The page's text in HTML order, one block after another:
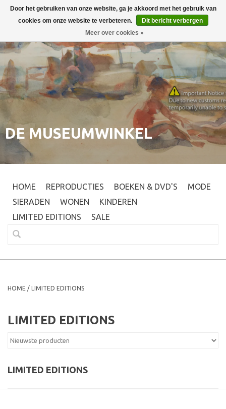
Inloggen 0
DE MUSEUMWINKEL
HOME REPRODUCTIES BOEKEN & DVD'S
MODE
SIERADEN
WONEN
KINDEREN
LIMITED EDITIONS
SALE
HOME / LIMITED EDITIONS
LIMITED EDITIONS
LIMITED EDITIONS
Door het gebruiken van onze website, ga je akkoord met het gebruik van
cookies om onze website te verbeteren.
Dit bericht verbergen
Meer over cookies »